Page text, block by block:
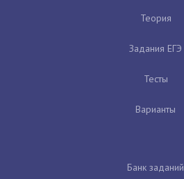
Теория
Задания ЕГЭ
Тесты
Варианты
Банк заданий